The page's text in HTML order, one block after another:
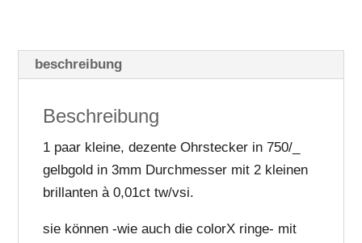
beschreibung
Beschreibung
1 paar kleine, dezente Ohrstecker in 750/_
gelbgold in 3mm Durchmesser mit 2 kleinen
brillanten à 0,01ct tw/vsi.
sie können -wie auch die colorX ringe- mit